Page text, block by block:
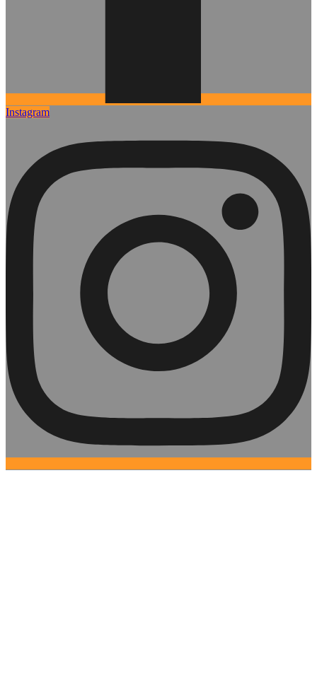
Instagram